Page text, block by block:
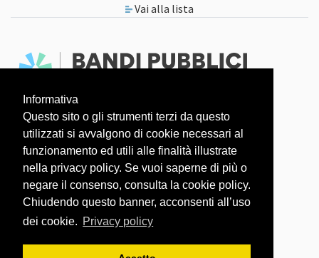
Informativa
Questo sito o gli strumenti terzi da questo
utilizzati si avvalgono di cookie necessari al
funzionamento ed utili alle finalità illustrate
nella privacy policy. Se vuoi saperne di più o
negare il consenso, consulta la cookie policy.
Chiudendo questo banner, acconsenti all’uso
dei cookie. Privacy policy
Vai alla lista
Faq Dati aperti
L'OSSERVATORIO COVID-19 È UN PROGETTO